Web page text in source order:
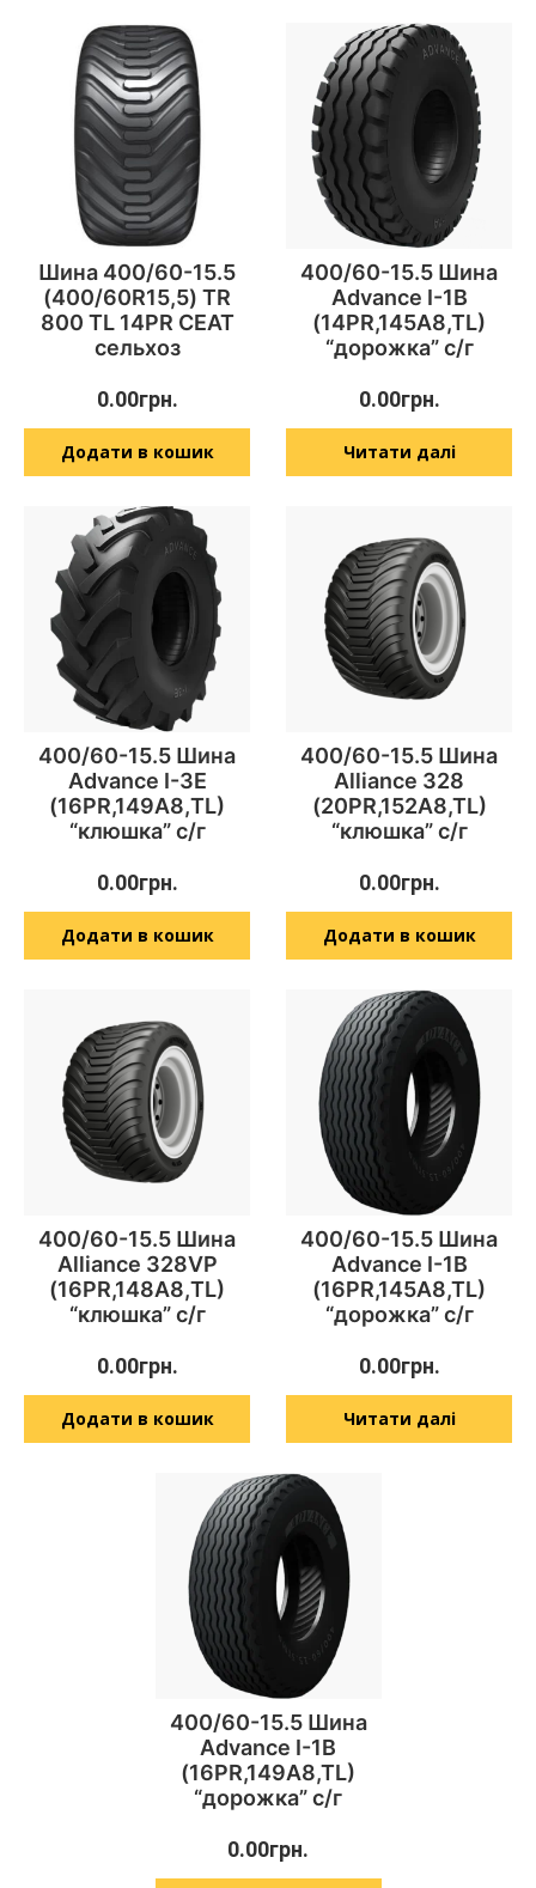
Шина 400/60-15.5
(400/60R15,5) TR
800 TL 14PR CEAT
сельхоз
0.00грн.
Додати в кошик
400/60-15.5 Шина
Advance I-1B
(14PR,145A8,TL)
“дорожка” с/г
0.00грн.
Читати далі
400/60-15.5 Шина
Advance I-3E
(16PR,149А8,TL)
“клюшка” с/г
0.00грн.
Додати в кошик
400/60-15.5 Шина
Alliance 328
(20PR,152A8,TL)
“клюшка” с/г
0.00грн.
Додати в кошик
400/60-15.5 Шина
Alliance 328VP
(16PR,148А8,TL)
“клюшка” с/г
0.00грн.
Додати в кошик
400/60-15.5 Шина
Advance I-1B
(16PR,145A8,TL)
“дорожка” с/г
0.00грн.
Читати далі
400/60-15.5 Шина
Advance I-1B
(16PR,149A8,TL)
“дорожка” с/г
0.00грн.